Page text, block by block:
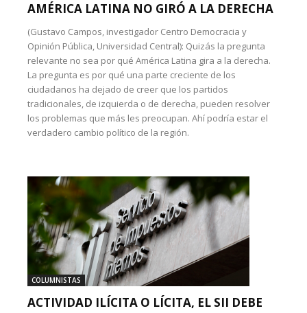
AMÉRICA LATINA NO GIRÓ A LA DERECHA
(Gustavo Campos, investigador Centro Democracia y
Opinión Pública, Universidad Central): Quizás la pregunta
relevante no sea por qué América Latina gira a la derecha.
La pregunta es por qué una parte creciente de los
ciudadanos ha dejado de creer que los partidos
tradicionales, de izquierda o de derecha, pueden resolver
los problemas que más les preocupan. Ahí podría estar el
verdadero cambio político de la región.
COLUMNISTAS
ACTIVIDAD ILÍCITA O LÍCITA, EL SII DEBE